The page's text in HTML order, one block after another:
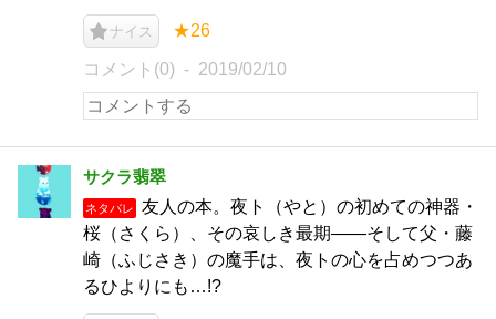
ナイス ★26
コメント(0) 2019/02/10
サクラ翡翠
ネタバレ
友人の本。夜ト（やと）の初めての神器・
桜（さくら）、その哀しき最期――そして父・藤
崎（ふじさき）の魔手は、夜トの心を占めつつあ
るひよりにも…!?